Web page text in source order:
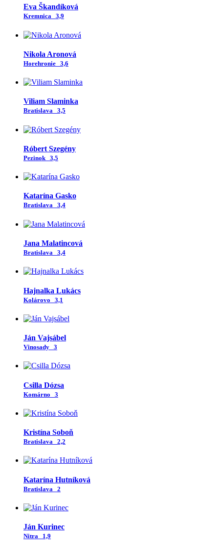
Eva Škandíková
Kremnica 3,9
Nikola Aronová
Horehronie 3,6
Viliam Slaminka
Bratislava 3,5
Róbert Szegény
Pezinok 3,5
Katarína Gasko
Bratislava 3,4
Jana Malatincová
Bratislava 3,4
Hajnalka Lukács
Kolárovo 3,1
Ján Vajsábel
Vinosady 3
Csilla Dózsa
Komárno 3
Kristína Soboň
Bratislava 2,2
Katarína Hutníková
Bratislava 2
Ján Kurinec
Nitra 1,9